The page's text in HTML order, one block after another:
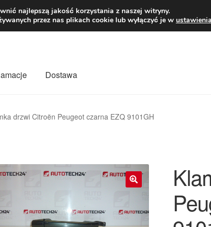
zł
Dostawa
drzwi Citroën Peugeot czarna EZQ 9101GH
najlepszą jakość korzystania z naszej witryny.
przez nas plikach cookie lub wyłączyć je w